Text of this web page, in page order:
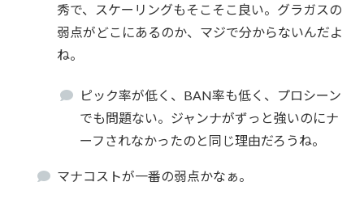
秀で、スケーリングもそこそこ良い。グラガスの
弱点がどこにあるのか、マジで分からないんだよ
ね。
ピック率が低く、BAN率も低く、プロシーン
でも問題ない。ジャンナがずっと強いのにナ
ーフされなかったのと同じ理由だろうね。
マナコストが一番の弱点かなぁ。